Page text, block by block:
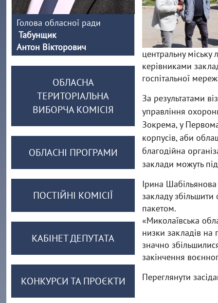
центральну
керівниками
госпітальної
За результатами
управління
Зокрема, у
корпусів, аби
благодійна
заклади можуть
Ірина
закладу
пакетом.
«Миколаївська
низки закладів на
значно
закінчення
Переглянути
Голова обласної ради
Табунщик
Антон Вікторович
ОБЛАСНА
ТЕРИТОРІАЛЬНА
ВИБОРЧА КОМІСІЯ
ОБЛАСНІ ПРОГРАМИ
ПОСТІЙНІ КОМІСІЇ
КАБІНЕТ ДЕПУТАТА
КОНКУРСИ ТА ПРОЄКТИ